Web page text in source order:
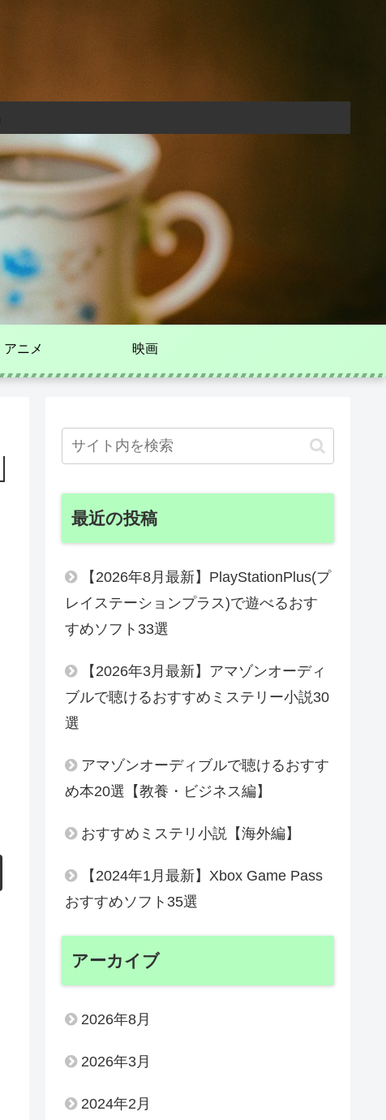
アニメ 映画
最近の投稿
【2026年8月最新】PlayStationPlus(プ
レイステーションプラス)で遊べるおす
すめソフト33選
【2026年3月最新】アマゾンオーディ
ブルで聴けるおすすめミステリー小説30
選
アマゾンオーディブルで聴けるおすす
め本20選【教養・ビジネス編】
おすすめミステリ小説【海外編】
【2024年1月最新】Xbox Game Pass
おすすめソフト35選
アーカイブ
2026年8月
2026年3月
2024年2月